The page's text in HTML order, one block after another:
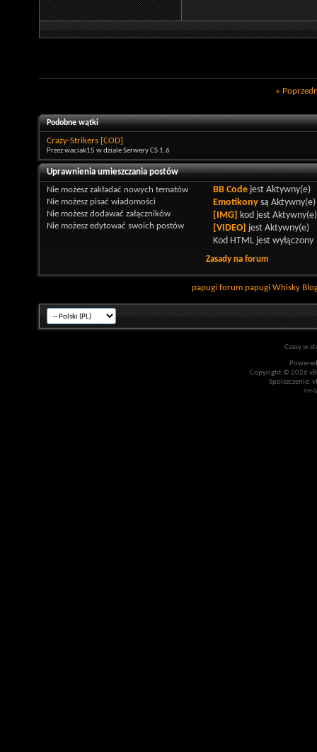
«
Podobne wątki
Crazy-Strikers [COD]
Przez waciak15 w dziale Serwery CS 1.6
Uprawnienia umieszczania postów
Nie możesz zakładać nowych tematów
Nie możesz pisać wiadomości
Nie możesz dodawać załączników
Nie możesz edytować swoich postów
BB Codejest Aktywny(e)
Emotikonysą Aktywny(e)
[IMG]
kod jest Aktywny(e)
[VIDEO]
jest Aktywny(e)
Kod HTML jest wyłączony
Zasady na forum
papugi forum papugi Whisky
Czasy w
Copyright © 2026
Spolszczenie: